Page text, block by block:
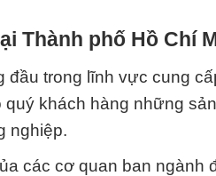
Thành phố Hồ Chí
trong lĩnh vực cung
khách hàng những
nghiệp.
các cơ quan ban ngành